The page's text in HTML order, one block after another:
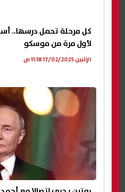
كل مرحلة تحمل درسها..
لأول مرة من موسكو
الإثنين 17/02/2025 11:18 ص